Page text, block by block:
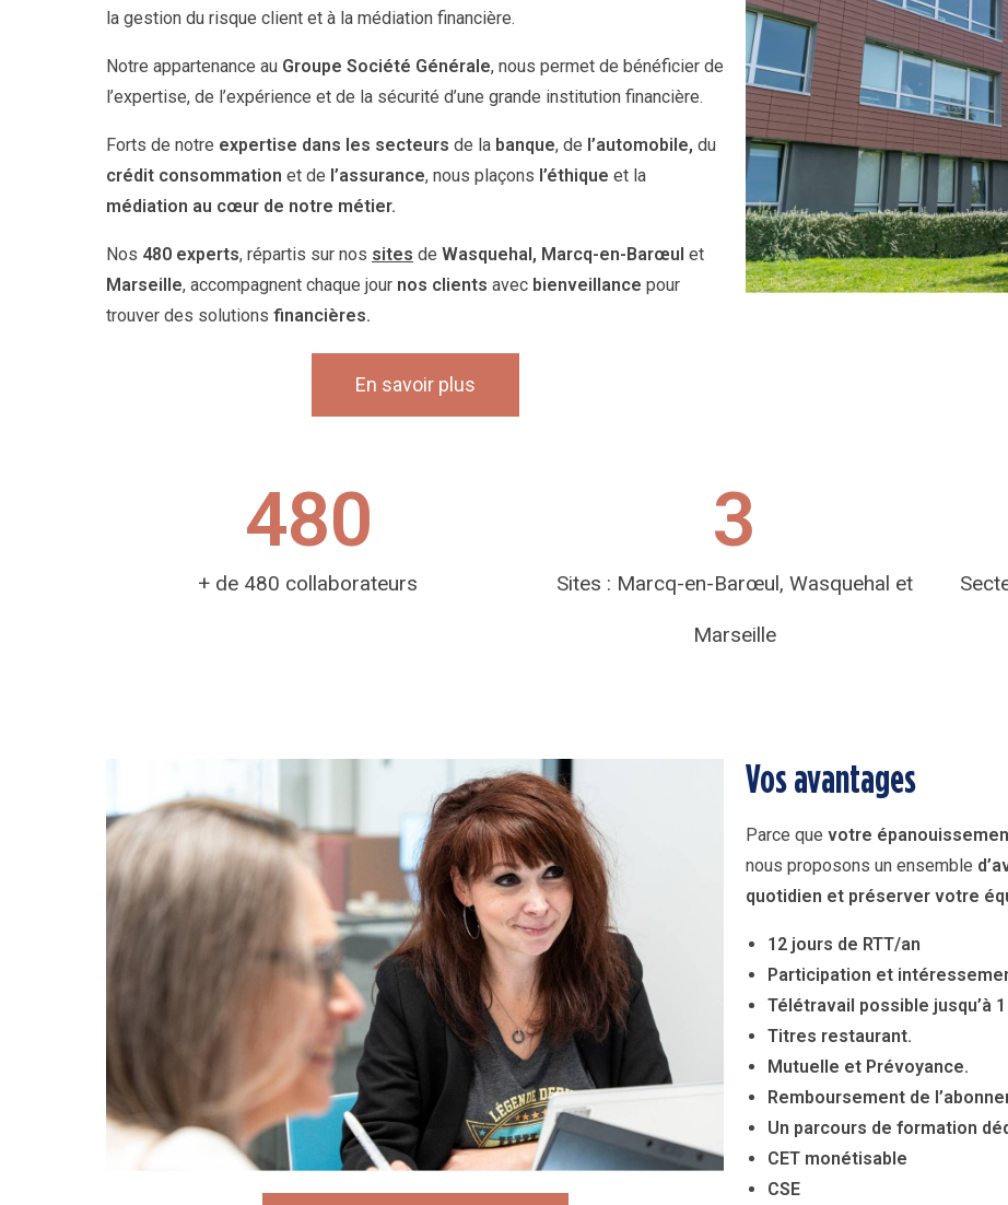
la gestion du risque client et à la médiation financière.
Notre appartenance au Groupe Société Générale, nous permet de bénéficier de
l’expertise, de l’expérience et de la sécurité d’une grande institution financière.
Forts de notre expertise dans les secteurs de la banque, de l’automobile, du
crédit consommation et de l’assurance, nous plaçons l’éthique et la
médiation au cœur de notre métier.
Nos 480 experts, répartis sur nos sites de Wasquehal, Marcq-en-Barœul et
Marseille, accompagnent chaque jour nos clients avec bienveillance pour
trouver des solutions financières.
En savoir plus
480
+ de 480 collaborateurs
3
Sites : Marcq-en-Barœul, Wasquehal et
Marseille
Vos avantages
Parce que votre
nous proposons un ensemble
quotidien et préserver votre
12 jours de RTT/an
Participation et
Télétravail possible jusqu’à
Titres restaurant.
Mutuelle et Prévoyance.
Remboursement de
Un parcours de formation
CET monétisable
CSE